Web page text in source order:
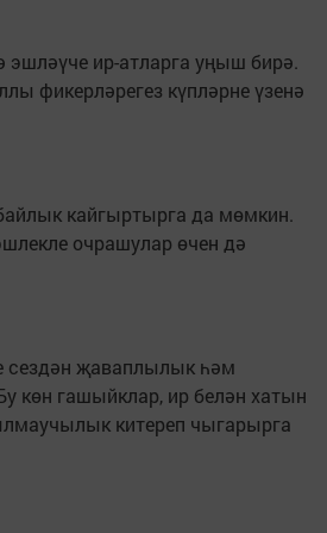
эшләүче ир-атларга уңыш бирә.
фикерләрегез күпләрне үзенә
кайгыртырга да мөмкин.
очрашулар өчен дә
сездән җаваплылык һәм
көн гашыйклар, ир белән хатын
китереп чыгарырга